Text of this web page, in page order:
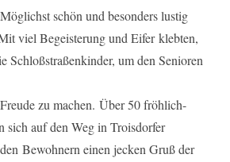
schön und besonders lustig
viel Begeisterung und Eifer klebten,
Schloßstraßenkinder, um den Senioren
zu machen. Über 50 fröhlich-
sich auf den Weg in Troisdorfer
Bewohnern einen jecken Gruß der